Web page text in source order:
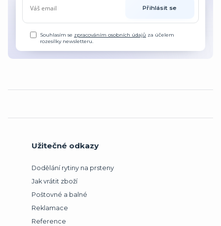
Přihlásit se
Souhlasím se zpracováním osobních údajů za účelem
rozesílky newsletteru.
Užitečné odkazy
Dodělání rytiny na prsteny
Jak vrátit zboží
Poštovné a balné
Reklamace
Reference